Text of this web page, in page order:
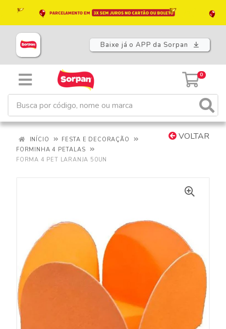
Baixe já o APP da Sorpan
0
VOLTAR
INÍCIO
FESTA E DECORAÇÃO
FORMINHA 4 PETALAS
FORMA 4 PET LARANJA 50UN